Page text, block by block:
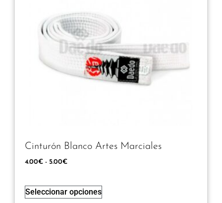
Cinturón Blanco Artes Marciales
4.00€ - 5.00€
Seleccionar opciones